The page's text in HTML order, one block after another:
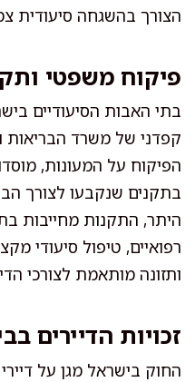
הצורך בהשגחה סיעודית
פיקוח משפטי
בתי האבות הסיעודיים
קפדני של משרד הבריאות
הפיקוח על המעונות,
בתקנים שנקבעו לצורך
היתר, התקנות מחייבות
רפואיים, טיפול סיעודי
ותזונה מותאמת לצורכי
זכויות הדיירים
החוק בישראל מגן על